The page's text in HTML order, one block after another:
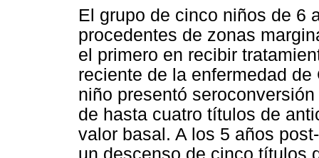
El grupo de cinco niños de 6
procedentes de zonas
el primero en recibir
reciente de la enfermedad
niño presentó
de hasta cuatro títulos de
valor basal. A los 5 años
un descenso de cinco títulos